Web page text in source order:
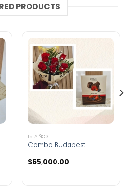
PRODUCTS
15 AÑOS
Combo Budapest
$65,000.00